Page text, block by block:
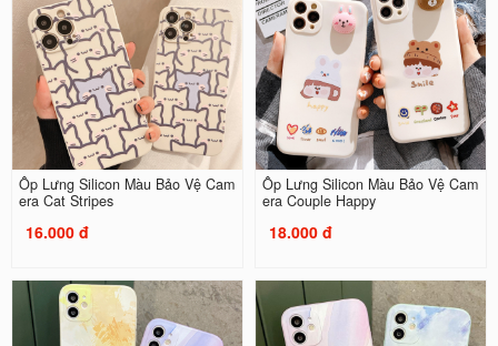
Ốp Lưng Silicon Màu Bảo Vệ Cam
era Cat Stripes
16.000 đ
Ốp Lưng Silicon Màu Bảo Vệ Cam
era Couple Happy
18.000 đ